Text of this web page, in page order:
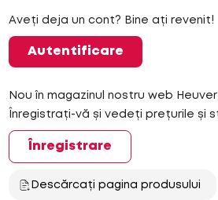
Aveți deja un cont? Bine ați revenit!
Autentificare
Nou în magazinul nostru web
Înregistrați-vă și vedeți prețurile și
Înregistrare
Descărcați pagina produsului